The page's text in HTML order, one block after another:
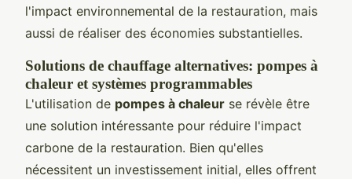
l'impact environnemental de la restauration, mais
aussi de réaliser des économies substantielles.
Solutions de chauffage alternatives: pompes à
chaleur et systèmes programmables
L'utilisation de pompes à chaleur se révèle être
une solution intéressante pour réduire l'impact
carbone de la restauration. Bien qu'elles
nécessitent un investissement initial, elles offrent